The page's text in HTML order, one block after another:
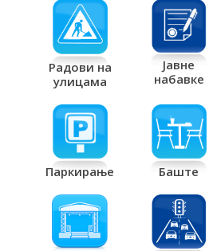
Радови на
улицама
Јавне
набавке
Паркирање Баште